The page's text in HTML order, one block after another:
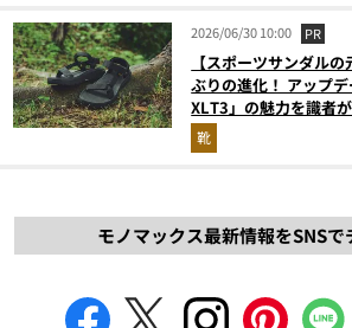
2026/06/30 10:00 PR
【スポーツサンダル
ぶりの進化！ アップ
XLT3」の魅力を識者
解説！
靴
モノマックス最新情報をSNSで